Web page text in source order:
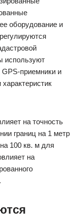
оборудование и
используют
GPS-приемники и
на точность
границ на 1 метр
100 кв. м для
на